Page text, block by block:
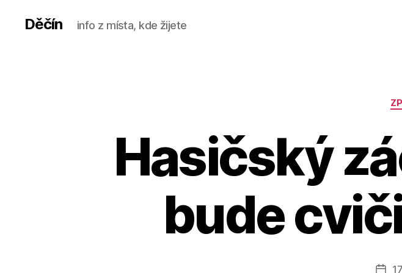
Děčín info z místa, kde žijete
Hasičský
bude